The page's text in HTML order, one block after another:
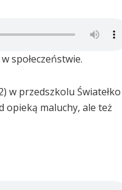
społeczeństwie.
w przedszkolu Światełko
opieką maluchy, ale też